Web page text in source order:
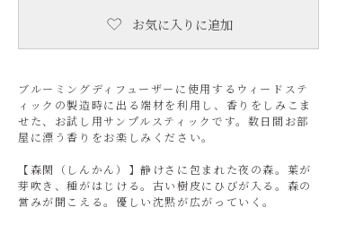
お気に入りに追加
ブルーミングディフューザーに使用するウィードステ
ィックの製造時に出る端材を利用し、香りをしみこま
せた、お試し用サンプルスティックです。数日間お部
屋に漂う香りをお楽しみください。
【森閑（しんかん）】静けさに包まれた夜の森。葉が
芽吹き、種がはじける。古い樹皮にひびが入る。森の
営みが聞こえる。優しい沈黙が広がっていく。